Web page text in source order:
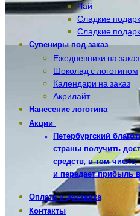
Чай
Сладкие
Сладкие
Сувениры под заказ
Ежедневники на заказ
Шоколад с логотипом
Календари на заказ
Акрилайт
Нанесение логотипа
Акции
Петербургский
страны получить
средств, в том
и передает прибыль
Оплата и доставка
Контакты